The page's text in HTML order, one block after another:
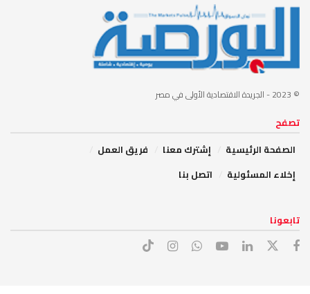
© 2023 - الجريدة الاقتصادية الأولى في مصر
تصفح
الصفحة الرئيسية
إشترك معنا
فريق العمل
إخلاء المسئولية
اتصل بنا
تابعونا